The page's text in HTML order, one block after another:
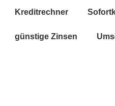
Main
Kreditrechner
günstige Zinsen